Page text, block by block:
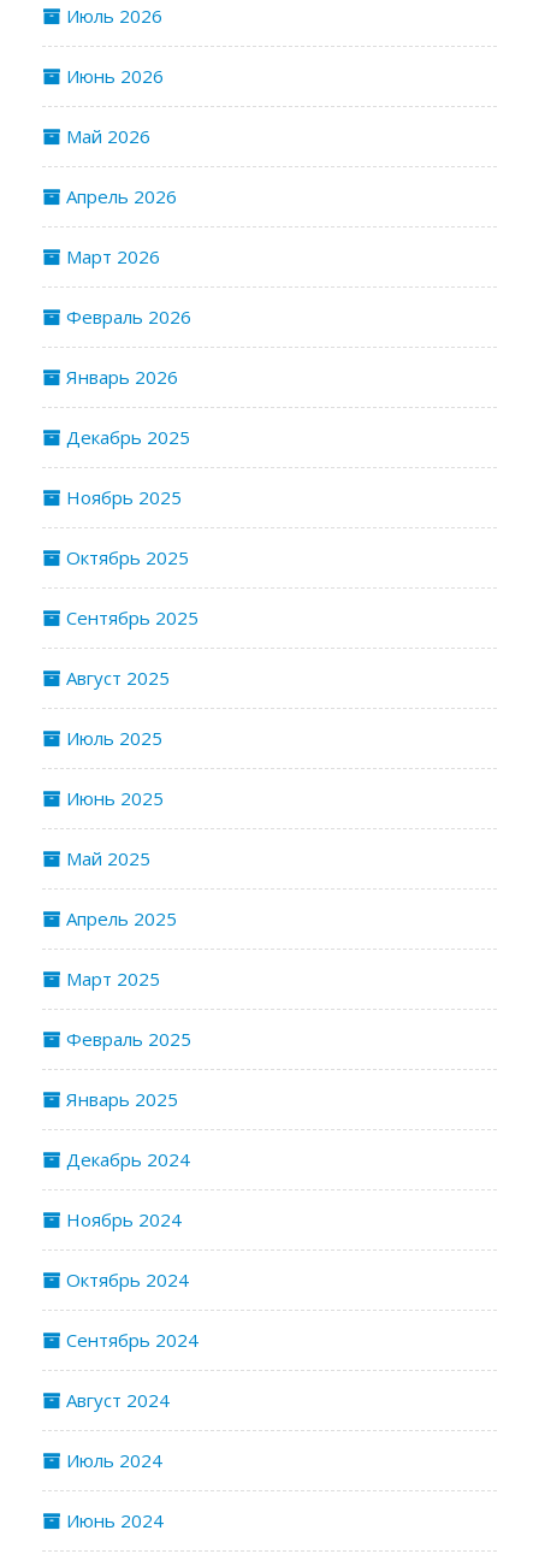
Июль 2026
Июнь 2026
Май 2026
Апрель 2026
Март 2026
Февраль 2026
Январь 2026
Декабрь 2025
Ноябрь 2025
Октябрь 2025
Сентябрь 2025
Август 2025
Июль 2025
Июнь 2025
Май 2025
Апрель 2025
Март 2025
Февраль 2025
Январь 2025
Декабрь 2024
Ноябрь 2024
Октябрь 2024
Сентябрь 2024
Август 2024
Июль 2024
Июнь 2024